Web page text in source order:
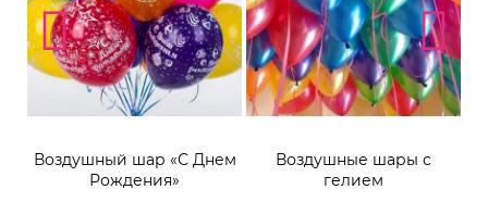
Воздушный шар «С Днем
Рождения»
Воздушные шары с
гелием